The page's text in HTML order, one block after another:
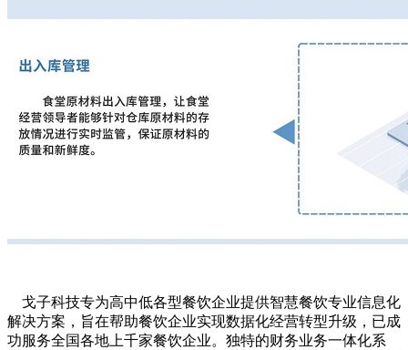
戈子科技专为高中低各型餐饮企业提供智慧餐饮专业信息化
解决方案，旨在帮助餐饮企业实现数据化经营转型升级，已成
功服务全国各地上千家餐饮企业。独特的财务业务一体化系